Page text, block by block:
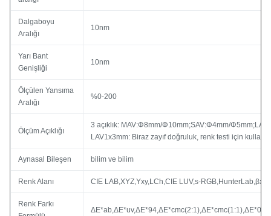
Dalgaboyu
Aralığı
10nm
Yarı Bant
Genişliği
10nm
Ölçülen Yansıma
Aralığı
%0-200
Ölçüm Açıklığı
3 açıklık: MAV:Φ8mm/Φ10mm;SAV:Φ4mm/
LAV1x3mm: Biraz zayıf doğruluk, renk testi için
Aynasal Bileşen bilim ve bilim
Renk Alanı CIE LAB,XYZ,Yxy,LCh,CIE LUV,s-
Renk Farkı
ΔE*ab,ΔE*uv,ΔE*94,ΔE*cmc(2:1),ΔE*cmc(1:1),ΔE*00,